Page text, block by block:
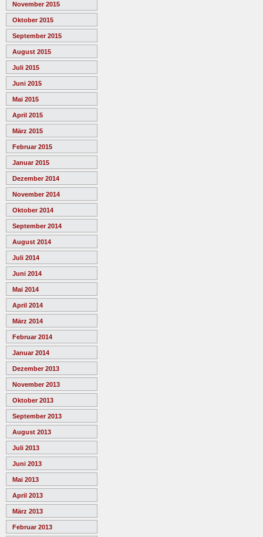
November 2015
Oktober 2015
September 2015
August 2015
Juli 2015
Juni 2015
Mai 2015
April 2015
März 2015
Februar 2015
Januar 2015
Dezember 2014
November 2014
Oktober 2014
September 2014
August 2014
Juli 2014
Juni 2014
Mai 2014
April 2014
März 2014
Februar 2014
Januar 2014
Dezember 2013
November 2013
Oktober 2013
September 2013
August 2013
Juli 2013
Juni 2013
Mai 2013
April 2013
März 2013
Februar 2013